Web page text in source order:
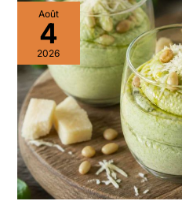
Août
4
2026
Recette
de
mousse
de
courgettes
au
pesto
en
verrines
salées